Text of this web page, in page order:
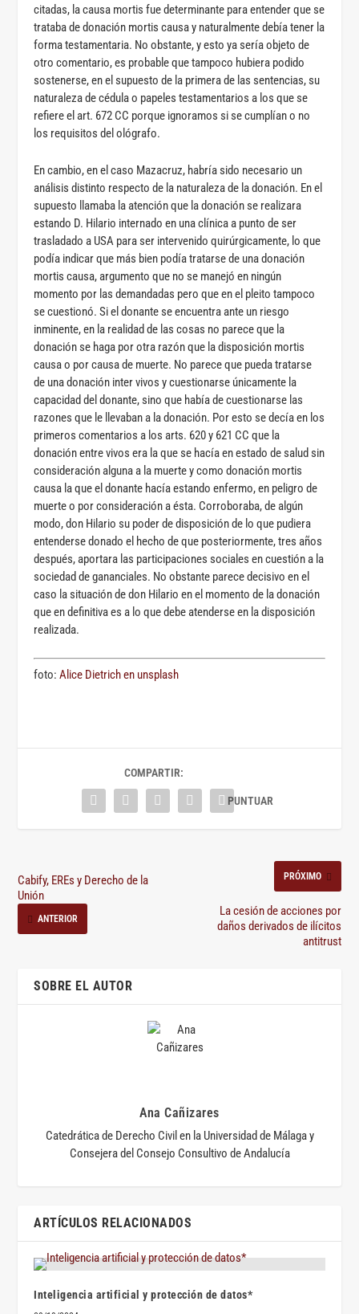
citadas, la causa mortis fue determinante para entender que se
trataba de donación mortis causa y naturalmente debía tener la
forma testamentaria. No obstante, y esto ya sería objeto de
otro comentario, es probable que tampoco hubiera podido
sostenerse, en el supuesto de la primera de las sentencias, su
naturaleza de cédula o papeles testamentarios a los que se
refiere el art. 672 CC porque ignoramos si se cumplían o no
los requisitos del ológrafo.
En cambio, en el caso Mazacruz, habría sido necesario un
análisis distinto respecto de la naturaleza de la donación. En el
supuesto llamaba la atención que la donación se realizara
estando D. Hilario internado en una clínica a punto de ser
trasladado a USA para ser intervenido quirúrgicamente, lo que
podía indicar que más bien podía tratarse de una donación
mortis causa, argumento que no se manejó en ningún
momento por las demandadas pero que en el pleito tampoco
se cuestionó. Si el donante se encuentra ante un riesgo
inminente, en la realidad de las cosas no parece que la
donación se haga por otra razón que la disposición mortis
causa o por causa de muerte. No parece que pueda tratarse
de una donación inter vivos y cuestionarse únicamente la
capacidad del donante, sino que había de cuestionarse las
razones que le llevaban a la donación. Por esto se decía en los
primeros comentarios a los arts. 620 y 621 CC que la
donación entre vivos era la que se hacía en estado de salud sin
consideración alguna a la muerte y como donación mortis
causa la que el donante hacía estando enfermo, en peligro de
muerte o por consideración a ésta. Corroboraba, de algún
modo, don Hilario su poder de disposición de lo que pudiera
entenderse donado el hecho de que posteriormente, tres años
después, aportara las participaciones sociales en cuestión a la
sociedad de gananciales. No obstante parece decisivo en el
caso la situación de don Hilario en el momento de la donación
que en definitiva es a lo que debe atenderse en la disposición
realizada.
foto:Alice Dietrich en unsplash
COMPARTIR:
Cabify, EREs y Derecho de la
Unión
ANTERIOR
PRÓXIMO
La cesión de acciones por
daños derivados de ilícitos
antitrust
SOBRE EL AUTOR
Ana Cañizares
Catedrática de Derecho Civil en la Universidad de Málaga y
Consejera del Consejo Consultivo de Andalucía
ARTÍCULOS RELACIONADOS
Inteligencia artificial y protección de datos*